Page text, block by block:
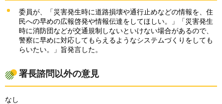
委員が、「災害発生時に道路損壊や通行止めなどの情報を、住
民への早めの広報啓発や情報伝達をしてほしい。」「災害発生
時に消防団などが交通規制しないといけない場合があるので、
警察に早めに対応してもらえるようなシステムづくりをしても
らいたい。」旨発言した。
署長諮問以外の意見
なし